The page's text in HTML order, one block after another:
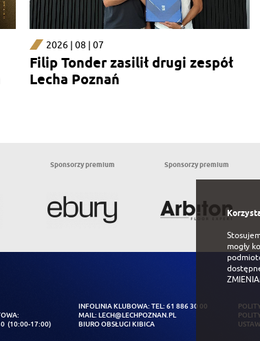
2026 | 08 | 07
Filip Tonder zasilił drugi zespół
Lecha Poznań
Sponsorzy premium Sponsorzy premium
(10:00-17:00)
INFOLINIA KLUBOWA: TEL: 61 886 30 00
MAIL: LECH@LECHPOZNAN.PL
BIURO OBSŁUGI KIBICA
mogły